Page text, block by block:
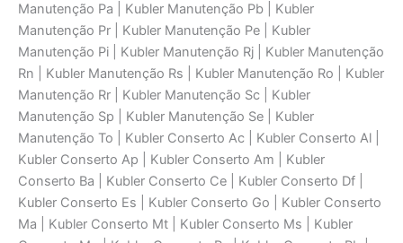
Manutenção Pa | Kubler Manutenção Pb | Kubler
Manutenção Pr | Kubler Manutenção Pe | Kubler
Manutenção Pi | Kubler Manutenção Rj | Kubler Manutenção
Rn | Kubler Manutenção Rs | Kubler Manutenção Ro | Kubler
Manutenção Rr | Kubler Manutenção Sc | Kubler
Manutenção Sp | Kubler Manutenção Se | Kubler
Manutenção To | Kubler Conserto Ac | Kubler Conserto Al |
Kubler Conserto Ap | Kubler Conserto Am | Kubler
Conserto Ba | Kubler Conserto Ce | Kubler Conserto Df |
Kubler Conserto Es | Kubler Conserto Go | Kubler Conserto
Ma | Kubler Conserto Mt | Kubler Conserto Ms | Kubler